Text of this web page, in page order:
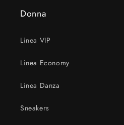
Donna
Linea VIP
Linea Economy
Linea Danza
Sneakers